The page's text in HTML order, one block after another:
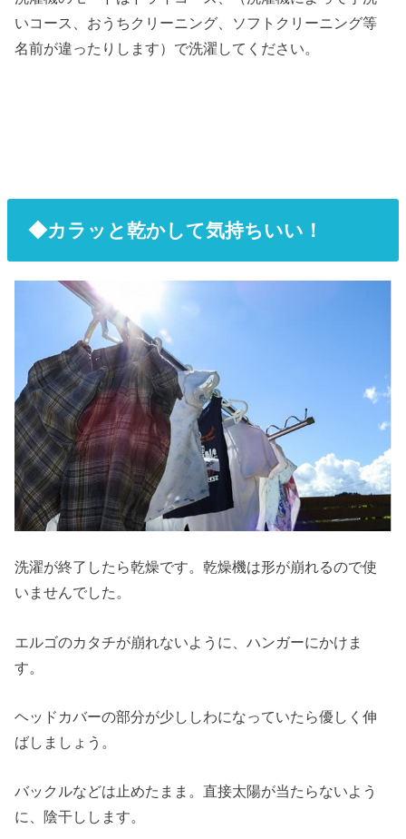
いコース、おうちクリーニング、ソフトクリーニング等
名前が違ったりします）で洗濯してください。
◆カラッと乾かして気持ちいい！
洗濯が終了したら乾燥です。乾燥機は形が崩れるので使
いませんでした。
エルゴのカタチが崩れないように、ハンガーにかけま
す。
ヘッドカバーの部分が少ししわになっていたら優しく伸
ばしましょう。
バックルなどは止めたまま。直接太陽が当たらないよう
に、陰干しします。